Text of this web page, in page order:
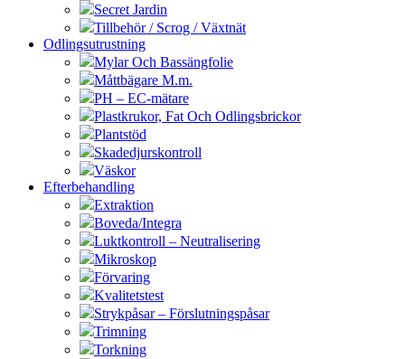
Secret Jardin
Tillbehör / Scrog / Växtnät
Odlingsutrustning
Mylar Och Bassängfolie
Måttbägare M.m.
PH – EC-mätare
Plastkrukor, Fat Och Odlingsbrickor
Plantstöd
Skadedjurskontroll
Väskor
Efterbehandling
Extraktion
Boveda/Integra
Luktkontroll – Neutralisering
Mikroskop
Förvaring
Kvalitetstest
Strykpåsar – Förslutningspåsar
Trimning
Torkning